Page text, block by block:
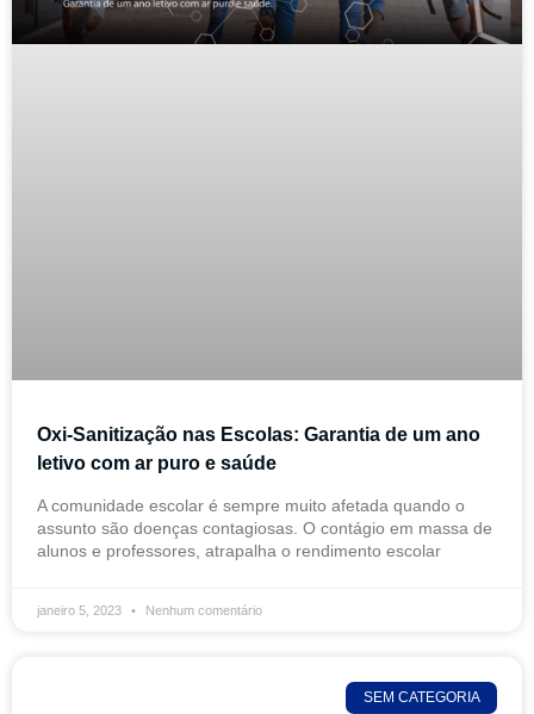
Oxi-Sanitização nas Escolas: Garantia de um ano
letivo com ar puro e saúde
A comunidade escolar é sempre muito afetada quando o
assunto são doenças contagiosas. O contágio em massa de
alunos e professores, atrapalha o rendimento escolar
janeiro 5, 2023 Nenhum comentário
SEM CATEGORIA